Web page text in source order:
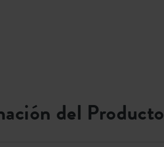
del Producto